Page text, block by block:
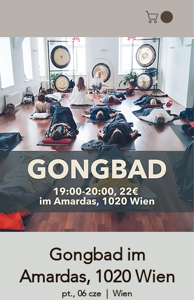
Gongbad im
Amardas, 1020 Wien
pt., 06 cze
Wien